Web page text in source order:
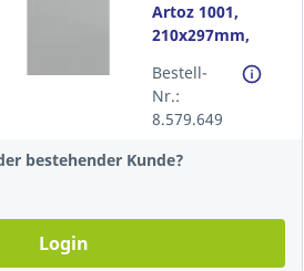
Artoz 1001,
210x297mm,
Packung à 100
Stück
Bestell-
Nr.:
8.579.649
bestehender Kunde?
Login